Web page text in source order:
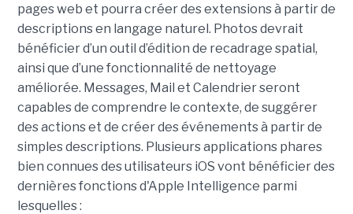
pages web et pourra créer des extensions à partir de
descriptions en langage naturel. Photos devrait
bénéficier d’un outil d’édition de recadrage spatial,
ainsi que d’une fonctionnalité de nettoyage
améliorée. Messages, Mail et Calendrier seront
capables de comprendre le contexte, de suggérer
des actions et de créer des événements à partir de
simples descriptions. Plusieurs applications phares
bien connues des utilisateurs iOS vont bénéficier des
dernières fonctions d'Apple Intelligence parmi
lesquelles :